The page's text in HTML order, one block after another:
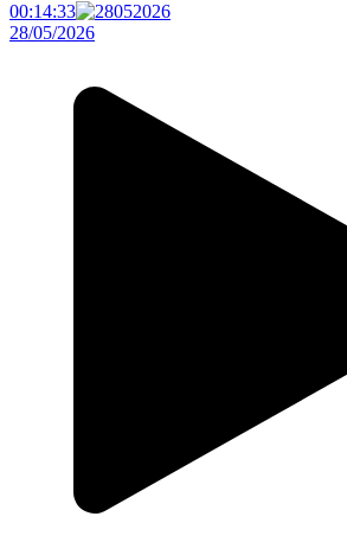
00:14:33
28/05/2026